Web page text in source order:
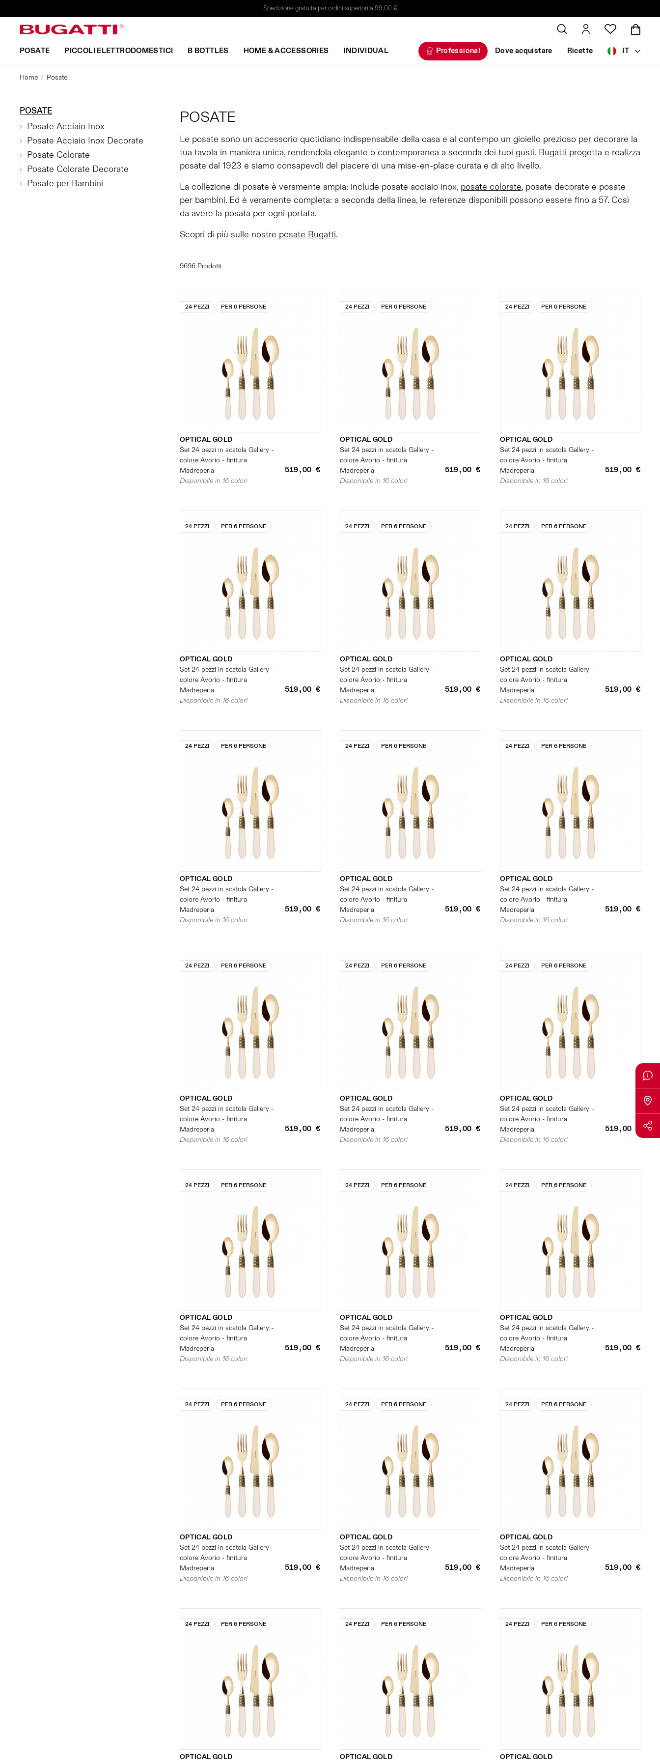
Spedizione gratuita per ordini superiori a 99,00 €
POSATE PICCOLI ELETTRODOMESTICI B BOTTLES HOME & ACCESSORIES INDIVIDUAL Professional Dove acquistare Ricette IT
Home Posate
POSATE
Le posate sono un accessorio quotidiano indispensabile della casa e al contempo un gioiello prezioso per decorare la
tua tavola in maniera unica, rendendola elegante o contemporanea a seconda dei tuoi gusti. Bugatti progetta e realizza
posate dal 1923 e siamo consapevoli del piacere di una mise-en-place curata e di alto livello.
La collezione di posate è veramente ampia: include posate acciaio inox, posate colorate, posate decorate e posate
per bambini. Ed è veramente completa: a seconda della linea, le referenze disponibili possono essere fino a 57. Così
da avere la posata per ogni portata.
Scopri di più sulle nostre posate Bugatti.
9696 Prodotti
24 PEZZI PER 6 PERSONE
OPTICAL GOLD
Set 24 pezzi in scatola Gallery -
colore Avorio - finitura
Madreperla
519,00 €
Disponibile in 16 colori
24 PEZZI PER 6 PERSONE
OPTICAL GOLD
Set 24 pezzi in scatola Gallery -
colore Avorio - finitura
Madreperla
519,00 €
Disponibile in 16 colori
24 PEZZI PER 6 PERSONE
OPTICAL GOLD
Set 24 pezzi in scatola Gallery -
colore Avorio - finitura
Madreperla
519,00 €
Disponibile in 16 colori
24 PEZZI PER 6 PERSONE
OPTICAL GOLD
Set 24 pezzi in scatola Gallery -
colore Avorio - finitura
Madreperla
519,00 €
Disponibile in 16 colori
24 PEZZI PER 6 PERSONE
OPTICAL GOLD
Set 24 pezzi in scatola Gallery -
colore Avorio - finitura
Madreperla
519,00 €
Disponibile in 16 colori
24 PEZZI PER 6 PERSONE
OPTICAL GOLD
Set 24 pezzi in scatola Gallery -
colore Avorio - finitura
Madreperla
519,00 €
Disponibile in 16 colori
24 PEZZI PER 6 PERSONE
OPTICAL GOLD
Set 24 pezzi in scatola Gallery -
colore Avorio - finitura
Madreperla
519,00 €
Disponibile in 16 colori
24 PEZZI PER 6 PERSONE
OPTICAL GOLD
Set 24 pezzi in scatola Gallery -
colore Avorio - finitura
Madreperla
519,00 €
Disponibile in 16 colori
24 PEZZI PER 6 PERSONE
OPTICAL GOLD
Set 24 pezzi in scatola Gallery -
colore Avorio - finitura
Madreperla
519,00 €
Disponibile in 16 colori
24 PEZZI PER 6 PERSONE
OPTICAL GOLD
Set 24 pezzi in scatola Gallery -
colore Avorio - finitura
Madreperla
519,00 €
Disponibile in 16 colori
24 PEZZI PER 6 PERSONE
OPTICAL GOLD
Set 24 pezzi in scatola Gallery -
colore Avorio - finitura
Madreperla
519,00 €
Disponibile in 16 colori
24 PEZZI PER 6 PERSONE
OPTICAL GOLD
Set 24 pezzi in scatola Gallery -
colore Avorio - finitura
Madreperla
519,00 €
Disponibile in 16 colori
24 PEZZI PER 6 PERSONE
OPTICAL GOLD
Set 24 pezzi in scatola Gallery -
colore Avorio - finitura
Madreperla
519,00 €
Disponibile in 16 colori
24 PEZZI PER 6 PERSONE
OPTICAL GOLD
Set 24 pezzi in scatola Gallery -
colore Avorio - finitura
Madreperla
519,00 €
Disponibile in 16 colori
24 PEZZI PER 6 PERSONE
OPTICAL GOLD
Set 24 pezzi in scatola Gallery -
colore Avorio - finitura
Madreperla
519,00 €
Disponibile in 16 colori
24 PEZZI PER 6 PERSONE
OPTICAL GOLD
Set 24 pezzi in scatola Gallery -
colore Avorio - finitura
Madreperla
519,00 €
Disponibile in 16 colori
24 PEZZI PER 6 PERSONE
OPTICAL GOLD
Set 24 pezzi in scatola Gallery -
colore Avorio - finitura
Madreperla
519,00 €
Disponibile in 16 colori
24 PEZZI PER 6 PERSONE
OPTICAL GOLD
Set 24 pezzi in scatola Gallery -
colore Avorio - finitura
Madreperla
519,00 €
Disponibile in 16 colori
24 PEZZI PER 6 PERSONE
OPTICAL GOLD
24 PEZZI PER 6 PERSONE
OPTICAL GOLD
24 PEZZI PER 6 PERSONE
OPTICAL GOLD
POSATE
Posate Acciaio Inox
Posate Acciaio Inox Decorate
Posate Colorate
Posate Colorate Decorate
Posate per Bambini